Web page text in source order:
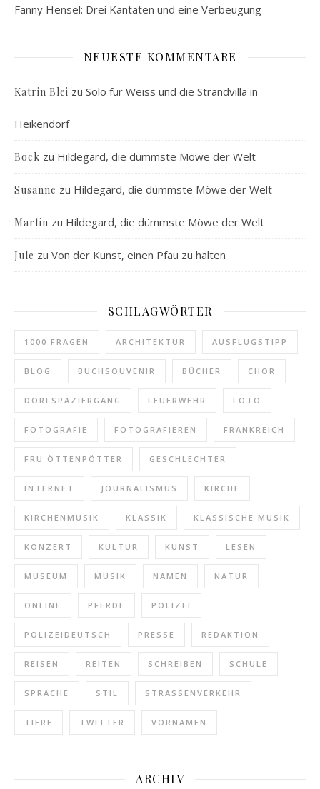
Fanny Hensel: Drei Kantaten und eine Verbeugung
NEUESTE KOMMENTARE
Katrin Blei zu Solo für Weiss und die Strandvilla in
Heikendorf
Bock zu Hildegard, die dümmste Möwe der Welt
Susanne zu Hildegard, die dümmste Möwe der Welt
Martin zu Hildegard, die dümmste Möwe der Welt
Jule zu Von der Kunst, einen Pfau zu halten
SCHLAGWÖRTER
1000 FRAGEN ARCHITEKTUR AUSFLUGSTIPP
BLOG BUCHSOUVENIR BÜCHER CHOR
DORFSPAZIERGANG FEUERWEHR FOTO
FOTOGRAFIE FOTOGRAFIEREN FRANKREICH
FRU ÖTTENPÖTTER GESCHLECHTER
INTERNET JOURNALISMUS KIRCHE
KIRCHENMUSIK KLASSIK KLASSISCHE MUSIK
KONZERT KULTUR KUNST LESEN
MUSEUM MUSIK NAMEN NATUR
ONLINE PFERDE POLIZEI
POLIZEIDEUTSCH PRESSE REDAKTION
REISEN REITEN SCHREIBEN SCHULE
SPRACHE STIL STRASSENVERKEHR
TIERE TWITTER VORNAMEN
ARCHIV